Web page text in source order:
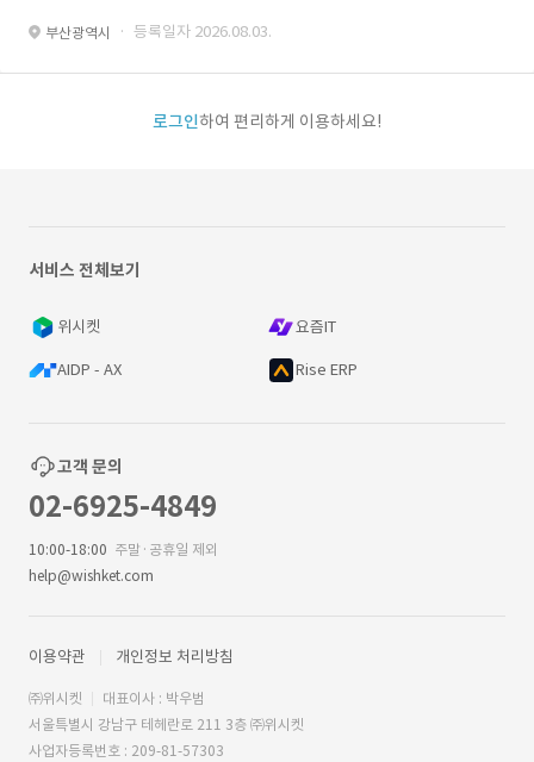
부산광역시 · 등록일자 2026.08.03.
로그인하여 편리하게 이용하세요!
서비스 전체보기
위시켓 요즘IT
AIDP - AX Rise ERP
고객 문의
02-6925-4849
10:00-18:00 주말·공휴일 제외
help@wishket.com
이용약관 개인정보 처리방침
㈜위시켓
대표이사 : 박우범
서울특별시 강남구 테헤란로 211 3층 ㈜위시켓
사업자등록번호 : 209-81-57303